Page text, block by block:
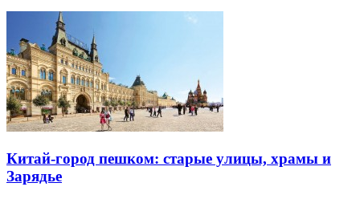
Китай-город пешком: старые улицы, храмы и
Зарядье